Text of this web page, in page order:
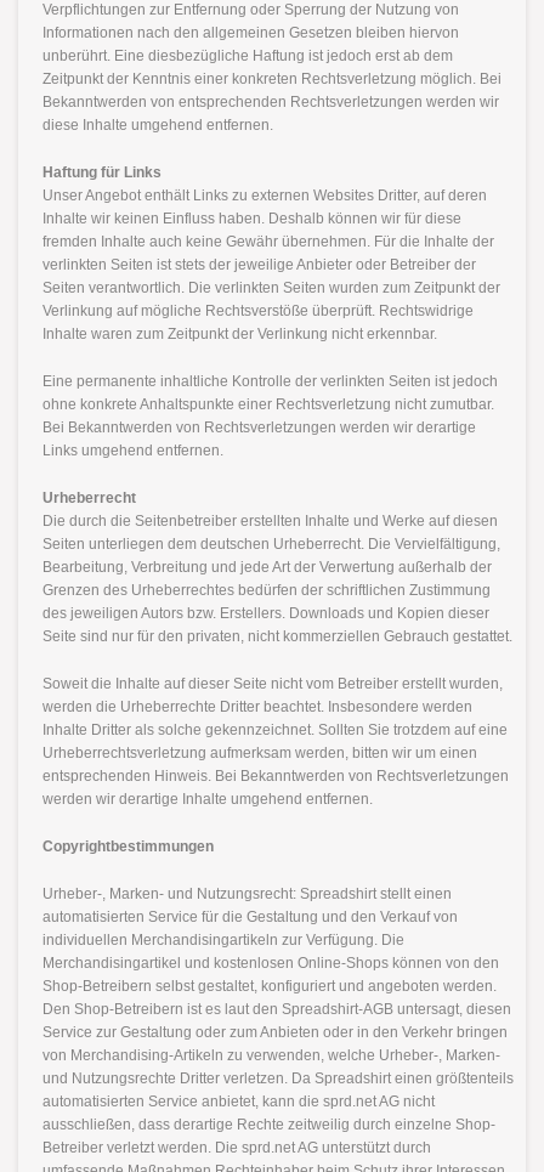
Verpflichtungen zur Entfernung oder Sperrung der Nutzung von
Informationen nach den allgemeinen Gesetzen bleiben hiervon
unberührt. Eine diesbezügliche Haftung ist jedoch erst ab dem
Zeitpunkt der Kenntnis einer konkreten Rechtsverletzung möglich. Bei
Bekanntwerden von entsprechenden Rechtsverletzungen werden wir
diese Inhalte umgehend entfernen.
Haftung für Links
Unser Angebot enthält Links zu externen Websites Dritter, auf deren
Inhalte wir keinen Einfluss haben. Deshalb können wir für diese
fremden Inhalte auch keine Gewähr übernehmen. Für die Inhalte der
verlinkten Seiten ist stets der jeweilige Anbieter oder Betreiber der
Seiten verantwortlich. Die verlinkten Seiten wurden zum Zeitpunkt der
Verlinkung auf mögliche Rechtsverstöße überprüft. Rechtswidrige
Inhalte waren zum Zeitpunkt der Verlinkung nicht erkennbar.
Eine permanente inhaltliche Kontrolle der verlinkten Seiten ist jedoch
ohne konkrete Anhaltspunkte einer Rechtsverletzung nicht zumutbar.
Bei Bekanntwerden von Rechtsverletzungen werden wir derartige
Links umgehend entfernen.
Urheberrecht
Die durch die Seitenbetreiber erstellten Inhalte und Werke auf diesen
Seiten unterliegen dem deutschen Urheberrecht. Die Vervielfältigung,
Bearbeitung, Verbreitung und jede Art der Verwertung außerhalb der
Grenzen des Urheberrechtes bedürfen der schriftlichen Zustimmung
des jeweiligen Autors bzw. Erstellers. Downloads und Kopien dieser
Seite sind nur für den privaten, nicht kommerziellen Gebrauch gestattet.
Soweit die Inhalte auf dieser Seite nicht vom Betreiber erstellt wurden,
werden die Urheberrechte Dritter beachtet. Insbesondere werden
Inhalte Dritter als solche gekennzeichnet. Sollten Sie trotzdem auf eine
Urheberrechtsverletzung aufmerksam werden, bitten wir um einen
entsprechenden Hinweis. Bei Bekanntwerden von Rechtsverletzungen
werden wir derartige Inhalte umgehend entfernen.
Copyrightbestimmungen
Urheber-, Marken- und Nutzungsrecht: Spreadshirt stellt einen
automatisierten Service für die Gestaltung und den Verkauf von
individuellen Merchandisingartikeln zur Verfügung. Die
Merchandisingartikel und kostenlosen Online-Shops können von den
Shop-Betreibern selbst gestaltet, konfiguriert und angeboten werden.
Den Shop-Betreibern ist es laut den Spreadshirt-AGB untersagt, diesen
Service zur Gestaltung oder zum Anbieten oder in den Verkehr bringen
von Merchandising-Artikeln zu verwenden, welche Urheber-, Marken-
und Nutzungsrechte Dritter verletzen. Da Spreadshirt einen größtenteils
automatisierten Service anbietet, kann die sprd.net AG nicht
ausschließen, dass derartige Rechte zeitweilig durch einzelne Shop-
Betreiber verletzt werden. Die sprd.net AG unterstützt durch